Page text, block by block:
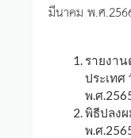
มีนาคม พ.ศ
รายงา
ประเท
พ.ศ
พิธีปลง
พ.ศ